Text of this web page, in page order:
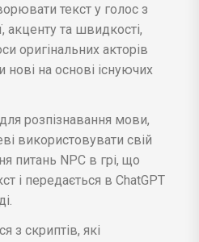
текст у голос з
акценту та швидкості,
оригінальних акторів
на основі існуючих
розпізнавання мови,
використовувати свій
питань NPC в грі, що
і передається в ChatGPT
з скриптів, які